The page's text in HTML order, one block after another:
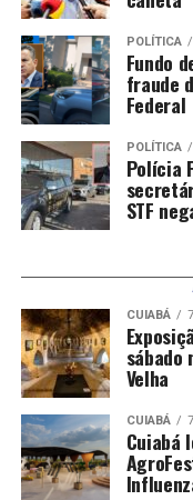
POLÍTICA
Fundo
fraude
Federal
POLÍTICA
Polícia
STF
CUIABÁ
sábado
Velha
CUIABÁ
Cuiabá